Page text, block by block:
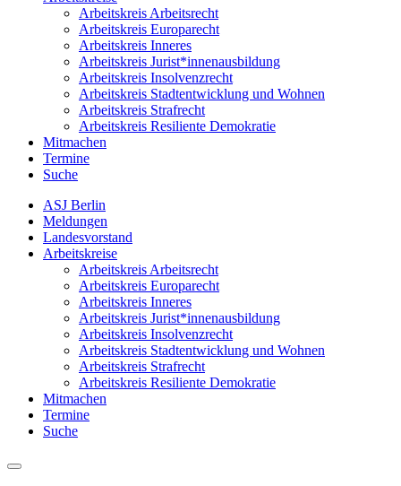
Arbeitskreis Arbeitsrecht
Arbeitskreis Europarecht
Arbeitskreis Inneres
Arbeitskreis Jurist*innen­ausbildung
Arbeitskreis Insolvenzrecht
Arbeitskreis Stadt­entwicklung und Wohnen
Arbeitskreis Strafrecht
Arbeitskreis Resiliente Demokratie
Mitmachen
Termine
Suche
ASJ Berlin
Meldungen
Landesvorstand
Arbeitskreise
Arbeitskreis Arbeitsrecht
Arbeitskreis Europarecht
Arbeitskreis Inneres
Arbeitskreis Jurist*innen­ausbildung
Arbeitskreis Insolvenzrecht
Arbeitskreis Stadt­entwicklung und Wohnen
Arbeitskreis Strafrecht
Arbeitskreis Resiliente Demokratie
Mitmachen
Termine
Suche
Menu